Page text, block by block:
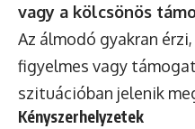
vagy a kölcsönös
Az álmodó gyakran
figyelmes vagy
szituációban jelenik
Kényszerhelyzetek